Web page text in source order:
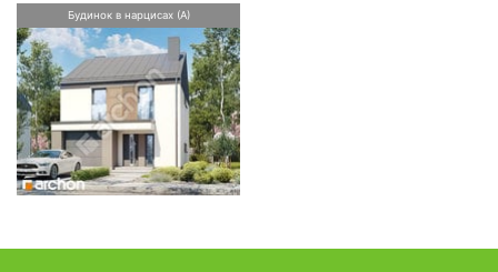
Будинок в нарцисах (А)